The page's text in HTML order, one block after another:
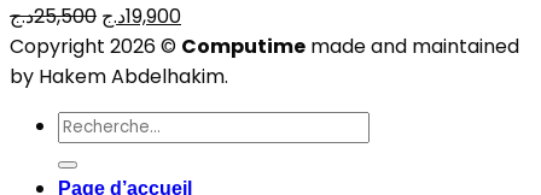
25,500د.ج
Le
prix
initial
était :
25,500د.ج.
19,900د.ج
Le
prix
actuel
est :
19,900د.ج.
Copyright 2026 © Computime made and maintained
by Hakem Abdelhakim.
Recherche
pour :
Page d’accueil